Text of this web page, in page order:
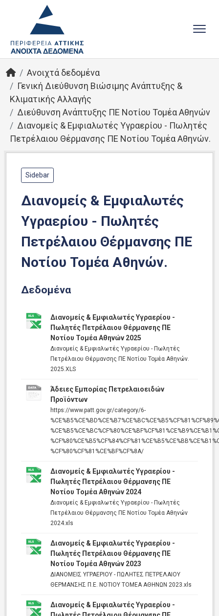
Ανοιχτά δεδομένα
Γενική Διεύθυνση Βιώσιμης Ανάπτυξης &
Κλιματικής Αλλαγής
Διεύθυνση Ανάπτυξης ΠΕ Νοτίου Τομέα Αθηνών
Διανομείς & Εμφιαλωτές Υγραερίου - Πωλητές
Πετρέλαιου Θέρμανσης ΠΕ Νοτίου Τομέα Αθηνών.
Sidebar
Διανομείς & Εμφιαλωτές
Υγραερίου - Πωλητές
Πετρέλαιου Θέρμανσης ΠΕ
Νοτίου Τομέα Αθηνών.
Δεδομένα
Διανομείς & Εμφιαλωτές Υγραερίου -
Πωλητές Πετρέλαιου Θέρμανσης ΠΕ
Νοτίου Τομέα Αθηνών 2025
Διανομείς & Εμφιαλωτές Υγραερίου - Πωλητές
Πετρέλαιου Θέρμανσης ΠΕ Νοτίου Τομέα Αθηνών.
2025.XLS
Άδειες Εμπορίας Πετρελαιοειδών
Προϊόντων
https://www.patt.gov.gr/category/6-
%CF%80%CF%81%CE%BF%CF%8A/
Διανομείς & Εμφιαλωτές Υγραερίου -
Πωλητές Πετρέλαιου Θέρμανσης ΠΕ
Νοτίου Τομέα Αθηνών 2024
Διανομείς & Εμφιαλωτές Υγραερίου - Πωλητές
Πετρέλαιου Θέρμανσης ΠΕ Νοτίου Τομέα Αθηνών
2024.xls
Διανομείς & Εμφιαλωτές Υγραερίου -
Πωλητές Πετρέλαιου Θέρμανσης ΠΕ
Νοτίου Τομέα Αθηνών 2023
ΔΙΑΝΟΜΕΙΣ ΥΓΡΑΕΡΙΟΥ - ΠΩΛΗΤΕΣ ΠΕΤΡΕΛΑΙΟΥ
ΘΕΡΜΑΝΣΗΣ Π.Ε. ΝΟΤΙΟΥ ΤΟΜΕΑ ΑΘΗΝΩΝ 2023.xls
Διανομείς & Εμφιαλωτές Υγραερίου -